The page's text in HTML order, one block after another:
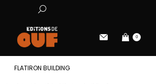
0
FLATIRON BUILDING